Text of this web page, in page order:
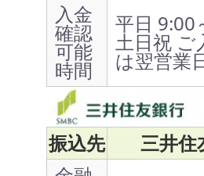
入金
確認
可能
時間
平日 9:00
土日祝 ご
は翌営業
振込先
三井住